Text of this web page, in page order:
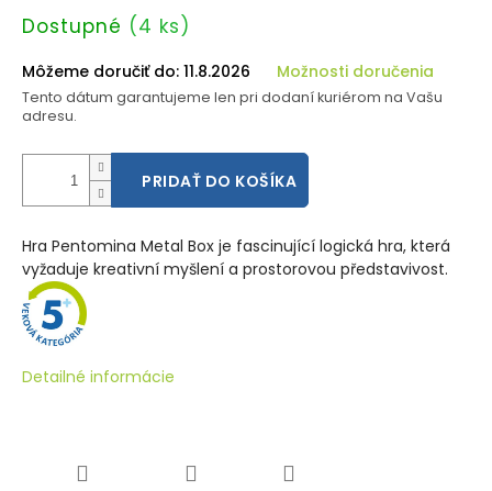
Jednotková
Dostupné (4 ks)
Môžeme doručiť do: 11.8.2026 Možnosti doručenia
Tento dátum garantujeme len pri dodaní kuriérom na Vašu
adresu.
PRIDAŤ DO KOŠÍKA
Hra Pentomina Metal Box je fascinující logická hra, která
vyžaduje kreativní myšlení a prostorovou představivost.
Detailné informácie